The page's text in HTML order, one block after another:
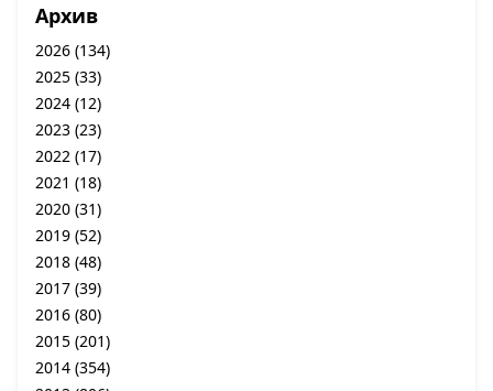
Архив
2026 (134)
2025 (33)
2024 (12)
2023 (23)
2022 (17)
2021 (18)
2020 (31)
2019 (52)
2018 (48)
2017 (39)
2016 (80)
2015 (201)
2014 (354)